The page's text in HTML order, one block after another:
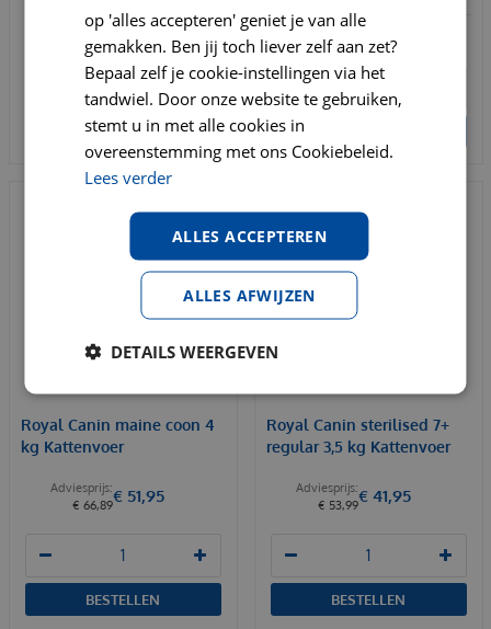
BESTELLEN
,49
Per stuk
Royal Canin maine coon 4
kg Kattenvoer
€ 66,89€ 51,95
BESTELLEN
Royal Canin sterilised 7+
regular 3,5 kg Kattenvoer
€ 53,99€ 41,95
BESTELLEN
op 'alles accepteren' geniet je van alle
gemakken. Ben jij toch liever zelf aan zet?
Bepaal zelf je cookie-instellingen via het
tandwiel. Door onze website te gebruiken,
stemt u in met alle cookies in
overeenstemming met ons Cookiebeleid.
Lees verder
ALLES ACCEPTEREN
ALLES AFWIJZEN
DETAILS WEERGEVEN